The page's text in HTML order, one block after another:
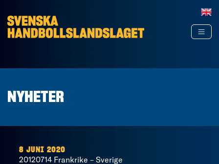
NYHETER
8 JUNI 2020
20120714 Frankrike – Sverige